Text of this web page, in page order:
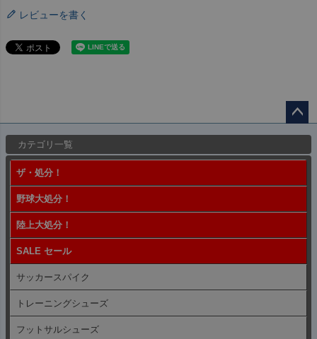
レビューを書く
カテゴリ一覧
ザ・処分！
野球大処分！
陸上大処分！
SALE セール
サッカースパイク
トレーニングシューズ
フットサルシューズ
ップ